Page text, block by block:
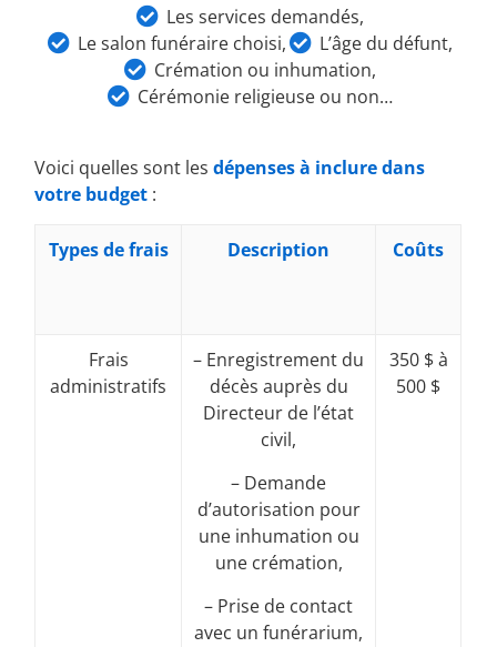
Les services demandés,
Le salon funéraire choisi,
L’âge du défunt,
Crémation ou inhumation,
Cérémonie religieuse ou non…
Voici quelles sont lesdépenses à inclure dans
votre budget :
Types de frais Description Coûts
Frais
administratifs
– Enregistrement du
décès auprès du
Directeur de l’état
civil,
– Demande
d’autorisation pour
une inhumation ou
une crémation,
– Prise de contact
avec un funérarium,
350 $ à
500 $